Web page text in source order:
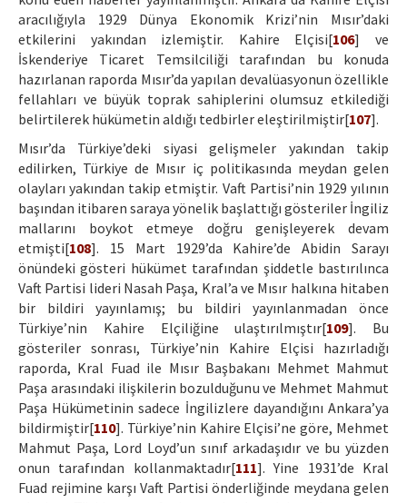
aracılığıyla 1929 Dünya Ekonomik Krizi’nin Mısır’daki
etkilerini yakından izlemiştir. Kahire Elçisi[106] ve
İskenderiye Ticaret Temsilciliği tarafından bu konuda
hazırlanan raporda Mısır’da yapılan devalüasyonun özellikle
fellahları ve büyük toprak sahiplerini olumsuz etkilediği
belirtilerek hükümetin aldığı tedbirler eleştirilmiştir[107].
Mısır’da Türkiye’deki siyasi gelişmeler yakından takip
edilirken, Türkiye de Mısır iç politikasında meydan gelen
olayları yakından takip etmiştir. Vaft Partisi’nin 1929 yılının
başından itibaren saraya yönelik başlattığı gösteriler İngiliz
mallarını boykot etmeye doğru genişleyerek devam
etmişti[108]. 15 Mart 1929’da Kahire’de Abidin Sarayı
önündeki gösteri hükümet tarafından şiddetle bastırılınca
Vaft Partisi lideri Nasah Paşa, Kral’a ve Mısır halkına hitaben
bir bildiri yayınlamış; bu bildiri yayınlanmadan önce
Türkiye’nin Kahire Elçiliğine ulaştırılmıştır[109]. Bu
gösteriler sonrası, Türkiye’nin Kahire Elçisi hazırladığı
raporda, Kral Fuad ile Mısır Başbakanı Mehmet Mahmut
Paşa arasındaki ilişkilerin bozulduğunu ve Mehmet Mahmut
Paşa Hükümetinin sadece İngilizlere dayandığını Ankara’ya
bildirmiştir[110]. Türkiye’nin Kahire Elçisi’ne göre, Mehmet
Mahmut Paşa, Lord Loyd’un sınıf arkadaşıdır ve bu yüzden
onun tarafından kollanmaktadır[111]. Yine 1931’de Kral
Fuad rejimine karşı Vaft Partisi önderliğinde meydana gelen